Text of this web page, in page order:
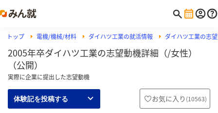
トップ 電機/機械/材料 ダイハツ工業の就活情報 ダイハツ工業の志
2005年卒ダイハツ工業の志望動機詳細（/女性）
（公開）
実際に企業に提出した志望動機
体験記を投稿する お気に入り (10563)